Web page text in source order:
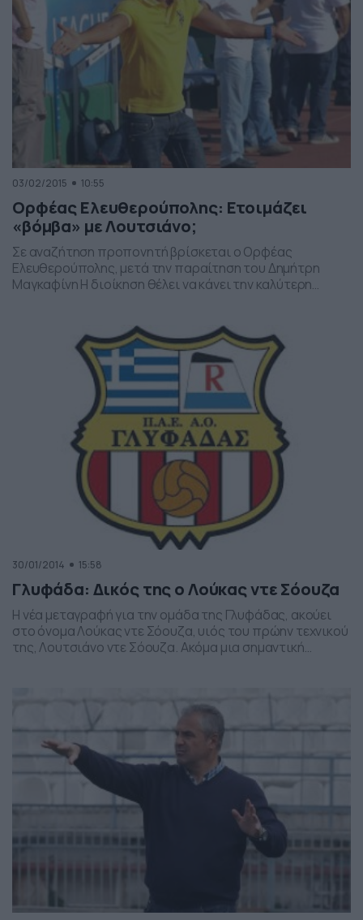
03/02/2015 10:55
Ορφέας Ελευθερούπολης: Ετοιμάζει
«βόμβα» με Λουτσιάνο;
Σε αναζήτηση προπονητή βρίσκεται ο Ορφέας
Ελευθερούπολης, μετά την παραίτηση του Δημήτρη
Μαγκαφίνη Η διοίκηση θέλει να κάνει την καλύτερη
κατηγορία. Ένα όνομα που, σύμφωνα με πληροφορίες,
προτάθηκε είναι ο Λουτσιάνο Ντε Σόουζα! Ο 41χρονος
Βραζιλιάνο που λογίζεται […]
30/01/2014 15:58
Γλυφάδα: Δικός της ο Λούκας ντε Σόουζα
Η νέα μεταγραφή για την ομάδα της Γλυφάδας, ακούει
στο όνομα Λούκας ντε Σόουζα, υιός του πρώην τεχνικού
της, Λουτσιάνο ντε Σόουζα. Ακόμα μια σημαντική
αγωνίζεται με τη φανέλα των «κοκκινόμαυρων», […]